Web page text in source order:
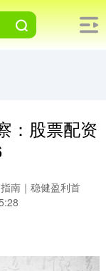
：股票配资
南｜稳健盈利首